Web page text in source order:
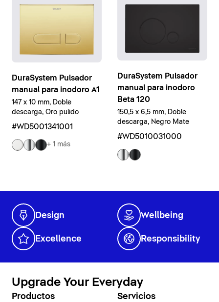
DuraSystem Pulsador
manual para inodoro A1
147 x 10 mm, Doble
descarga, Oro pulido
#WD5001341001
+ 1 más
DuraSystem Pulsador
manual para inodoro
Beta 120
150,5 x 6,5 mm, Doble
descarga, Negro Mate
#WD5010031000
Design Wellbeing
Excellence Responsibility
Upgrade Your Everyday
Productos Servicios